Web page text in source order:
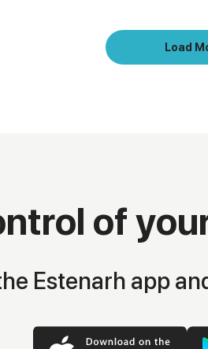
Load
of
Estenarh app